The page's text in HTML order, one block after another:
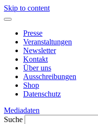
Skip to content
Presse
Veranstaltungen
Newsletter
Kontakt
Über uns
Ausschreibungen
Shop
Datenschutz
Mediadaten
Suche